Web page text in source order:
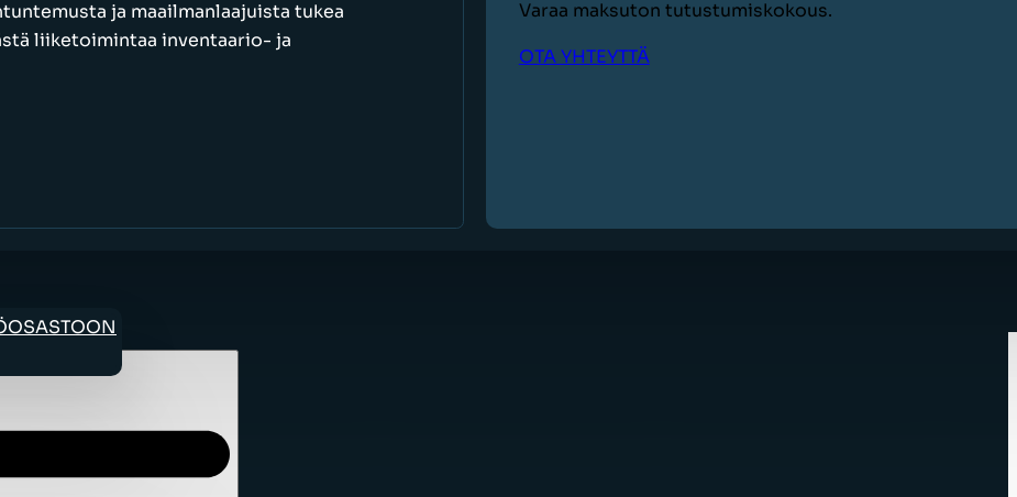
ja maailmanlaajuista tukea
liiketoimintaa inventaario- ja
Varaa maksuton tutustumiskokous.
OTA YHTEYTTÄ